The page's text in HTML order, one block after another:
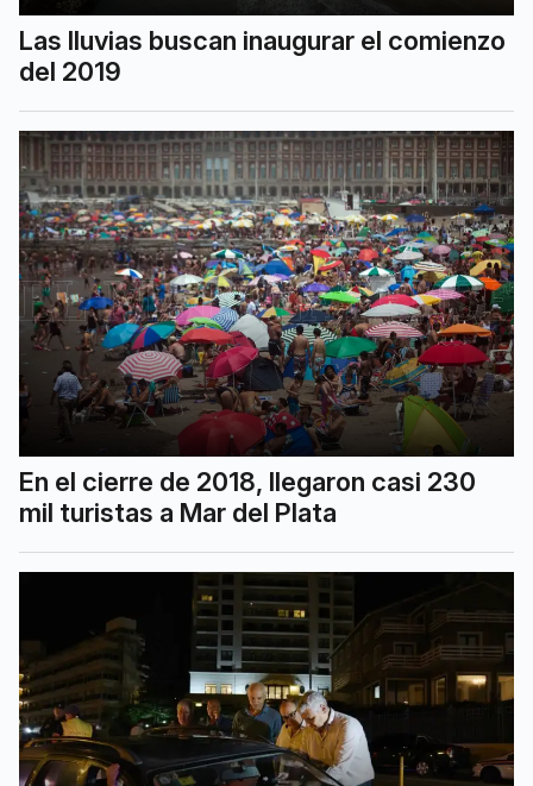
Las lluvias buscan inaugurar el comienzo
del 2019
En el cierre de 2018, llegaron casi 230
mil turistas a Mar del Plata